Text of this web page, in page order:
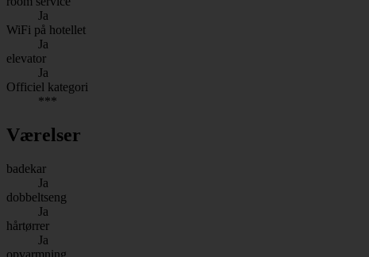
Ja
WiFi på hotellet
Ja
elevator
Ja
Officiel kategori
***
Værelser
badekar
Ja
dobbeltseng
Ja
hårtørrer
Ja
opvarmning